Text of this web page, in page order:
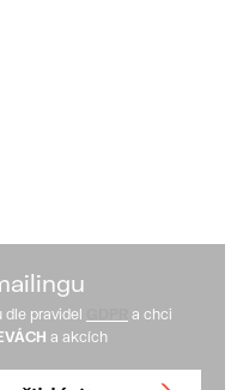
dle pravidel
a chci
a akcích